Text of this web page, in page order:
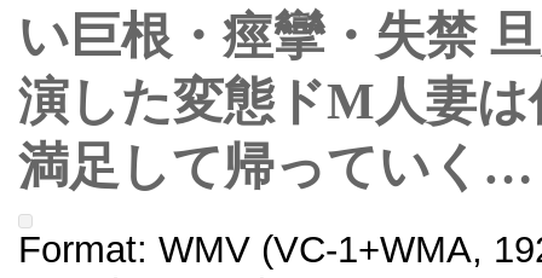
い巨根・痙攣・失禁
演した変態ドM人妻
満足して帰っていく…
Format: WMV (VC-1+WMA,